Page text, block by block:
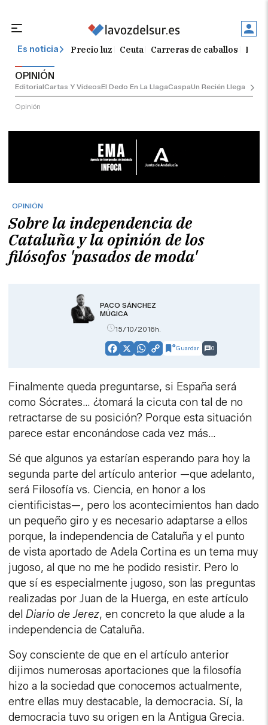
Es noticia Precio luz Ceuta Carreras de caballos El
OPINIÓN
EditorialCartas Y VídeosEl Dedo En La LlagaCaspaUn Recién Llegado
Opinión
OPINIÓN
Sobre la independencia de
Cataluña y la opinión de los
filósofos 'pasados de moda'
PACO SÁNCHEZ
MÚGICA
15/10/2016h.
Facebook
X WhatsApp
CopyGuardar 0
Finalmente queda preguntarse, si España será
como Sócrates… ¿tomará la cicuta con tal de no
retractarse de su posición? Porque esta situación
parece estar enconándose cada vez más…
Sé que algunos ya estarían esperando para hoy la
segunda parte del artículo anterior —que adelanto,
será Filosofía vs. Ciencia, en honor a los
cientificistas—, pero los acontecimientos han dado
un pequeño giro y es necesario adaptarse a ellos
porque, la independencia de Cataluña y el punto
de vista aportado de Adela Cortina es un tema muy
jugoso, al que no me he podido resistir. Pero lo
que sí es especialmente jugoso, son las preguntas
realizadas por Juan de la Huerga, en este artículo
delDiario de Jerez, en concreto la que alude a la
independencia de Cataluña.
Soy consciente de que en el artículo anterior
dijimos numerosas aportaciones que la filosofía
hizo a la sociedad que conocemos actualmente,
entre ellas muy destacable, la democracia. Sí, la
democracia tuvo su origen en la Antigua Grecia.